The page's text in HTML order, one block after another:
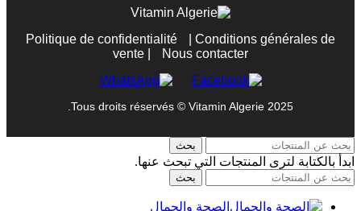
Politique de confidentialité
Conditions générales de
vente
Nous contacter
Tous droits réservés © Vitamin Algerie 2025.
بحث
ابدأ بالكتابة لترى المنتجات التي تبحث عنها.
بحث
الصحة والجمال